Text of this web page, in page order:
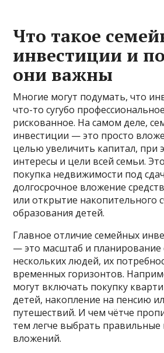
Что такое
инвестиции и
они важны
Многие могут подумать, что
что-то сугубо
рискованное. На самом деле,
инвестиции — это просто
целью увеличить капитал, при
интересы и цели всей семьи.
покупка недвижимости под
долгосрочное вложение
или открытие накопительного
образования детей.
Главное отличие семейных
— это масштаб и планирование
нескольких людей, их
временных горизонтов.
могут включать покупку
детей, накопление на пенсию
путешествий. И чем чётче
тем легче выбрать правильные
вложений.